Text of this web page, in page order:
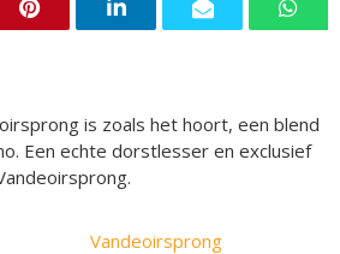
is zoals het hoort, een blend
Een echte dorstlesser en exclusief
Vandeoirsprong